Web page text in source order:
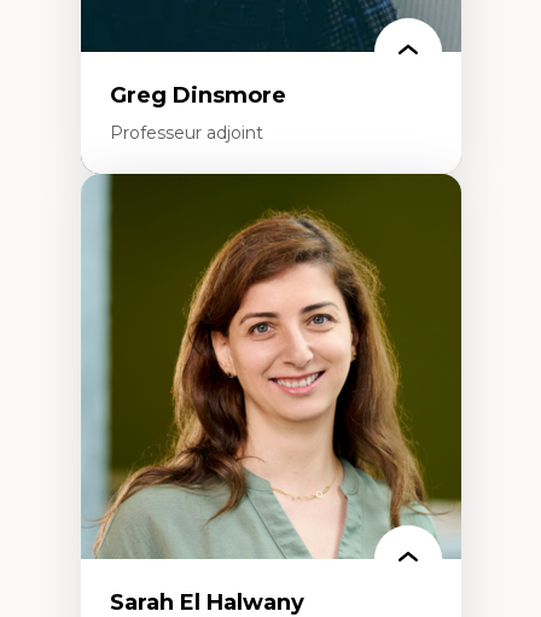
Greg Dinsmore
Professeur adjoint
Fragmentation des auditoires médiatiques
Analyse multi-plateforme des auditoires
médiatiques
Analyse des comportements numériques à
travers les données massives et l’IA
Recherche quantitative et qualitative sur
les auditoires médiatiques
Épistémologie des techniques de recherche
numérique et l’IA
Théorie des droits de la personne
La pensée politique d’Hannah Arendt
La pensée politique à l’ère numérique
Justice internationale et normes
internationales
Sarah El Halwany